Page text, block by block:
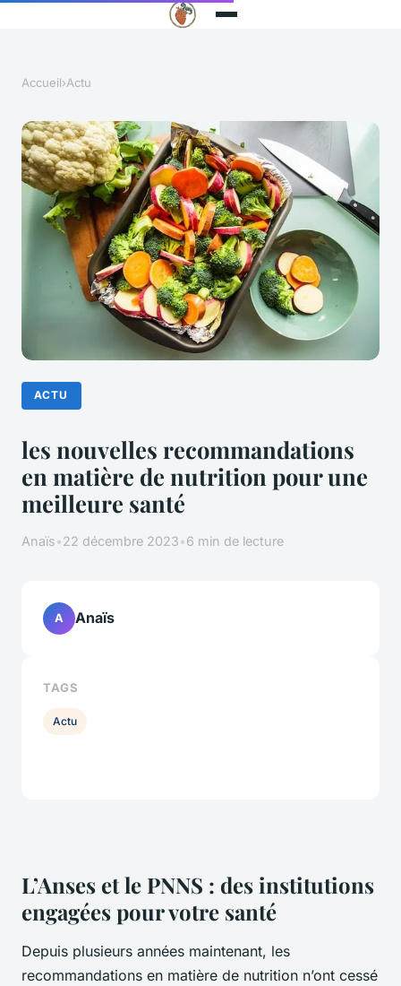
Accueil›Actu
ACTU
les nouvelles recommandations
en matière de nutrition pour une
meilleure santé
Anaïs•22 décembre 2023•6 min de lecture
L’Anses et le PNNS : des institutions
engagées pour votre santé
Depuis plusieurs années maintenant, les
recommandations en matière de nutrition n’ont cessé
A Anaïs
TAGS
Actu